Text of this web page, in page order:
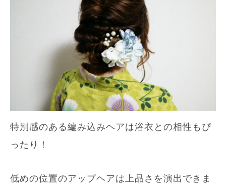
特別感のある編み込みヘアは浴衣との相性もぴ
ったり！
低めの位置のアップヘアは上品さを演出できま